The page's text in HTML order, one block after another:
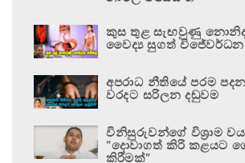
කුස තුළ සැඟවුණු
වෛද්‍ය සුගත් විජේවර්ධන
අපරාධ නීතියේ පරම
වරදට සරිලන දඬුවම
විනිසුරුවන්ගේ විශ්‍රාම
“දොවාගත් කිරි කළයට
කිරීමක්”